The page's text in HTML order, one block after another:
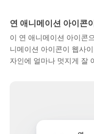
연 애니메이션 아이콘
이 연 애니메이션 아이콘
니메이션 아이콘이 웹사
자인에 얼마나 멋지게 잘